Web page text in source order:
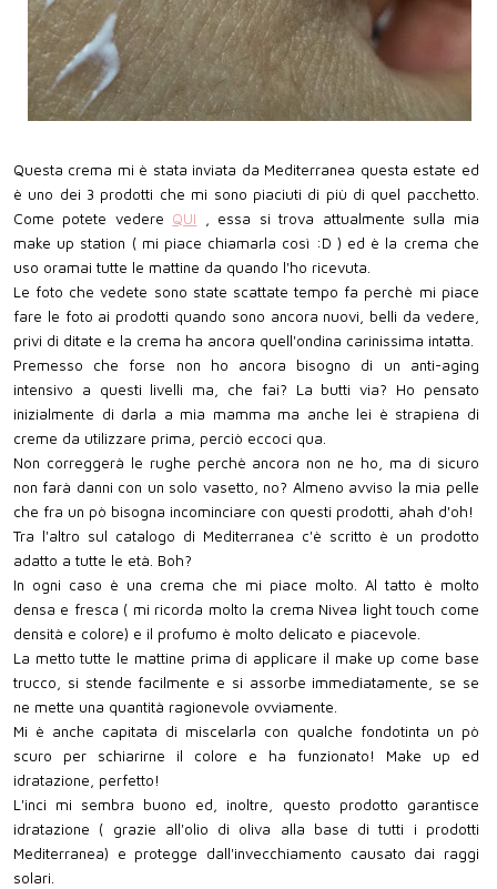
Questa crema mi è stata inviata da Mediterranea questa estate ed
è uno dei 3 prodotti che mi sono piaciuti di più di quel pacchetto.
Come potete vedere QUI , essa si trova attualmente sulla mia
make up station ( mi piace chiamarla così :D ) ed è la crema che
uso oramai tutte le mattine da quando l'ho ricevuta.
Le foto che vedete sono state scattate tempo fa perchè mi piace
fare le foto ai prodotti quando sono ancora nuovi, belli da vedere,
privi di ditate e la crema ha ancora quell'ondina carinissima intatta.
Premesso che forse non ho ancora bisogno di un anti-aging
intensivo a questi livelli ma, che fai? La butti via? Ho pensato
inizialmente di darla a mia mamma ma anche lei è strapiena di
creme da utilizzare prima, perciò eccoci qua.
Non correggerà le rughe perchè ancora non ne ho, ma di sicuro
non farà danni con un solo vasetto, no? Almeno avviso la mia pelle
che fra un pò bisogna incominciare con questi prodotti, ahah d'oh!
Tra l'altro sul catalogo di Mediterranea c'è scritto è un prodotto
adatto a tutte le età. Boh?
In ogni caso è una crema che mi piace molto. Al tatto è molto
densa e fresca ( mi ricorda molto la crema Nivea light touch come
densità e colore) e il profumo è molto delicato e piacevole.
La metto tutte le mattine prima di applicare il make up come base
trucco, si stende facilmente e si assorbe immediatamente, se se
ne mette una quantità ragionevole ovviamente.
Mi è anche capitata di miscelarla con qualche fondotinta un pò
scuro per schiarirne il colore e ha funzionato! Make up ed
idratazione, perfetto!
L'inci mi sembra buono ed, inoltre, questo prodotto garantisce
idratazione ( grazie all'olio di oliva alla base di tutti i prodotti
Mediterranea) e protegge dall'invecchiamento causato dai raggi
solari.